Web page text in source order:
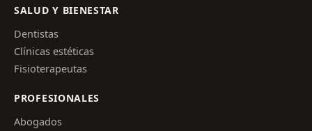
SALUD Y BIENESTAR
Dentistas
Clínicas estéticas
Fisioterapeutas
PROFESIONALES
Abogados